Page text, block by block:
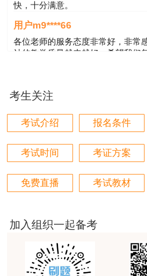
一级建造师合格标准
一级建造师各科目合格标准
《建设工程法规及相关知识
《建设工程项目管理》 78分
《专业工程管理与实务》 均
《专业工程管理与实务》包
即：建筑工程、公路工程、铁路
程、通信与广电工程、矿业工程
说明： 因考试政策、内容不
设工程教育网提供的以上信息仅
快，十分满意。
用户m9****66
各位老师的服务态度非常好，非常
站的教学质量越来越好，希望我们
用户m9****66
对本次课程购买的老师的服务态度
们网站教学质量越来越高。祝大家
用户m5****66
3位老师，讲的都非常的好，
用户m5****66
用户m9****88
建设工程教育网很给力，课程逻辑
俗易懂，重点突出，模拟题质量高
识点很多，尤其是实务简答题秘籍
考生关注
考试介绍 报名条件
考试时间 考证方案
免费直播 考试教材
加入组织一起备考